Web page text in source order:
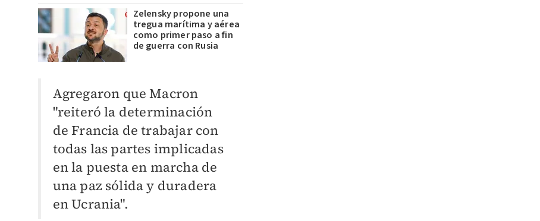
Zelensky propone una
tregua marítima y aérea
como primer paso a fin
de guerra con Rusia
Agregaron que Macron
"reiteró la determinación
de Francia de trabajar con
todas las partes implicadas
en la puesta en marcha de
una paz sólida y duradera
en Ucrania".